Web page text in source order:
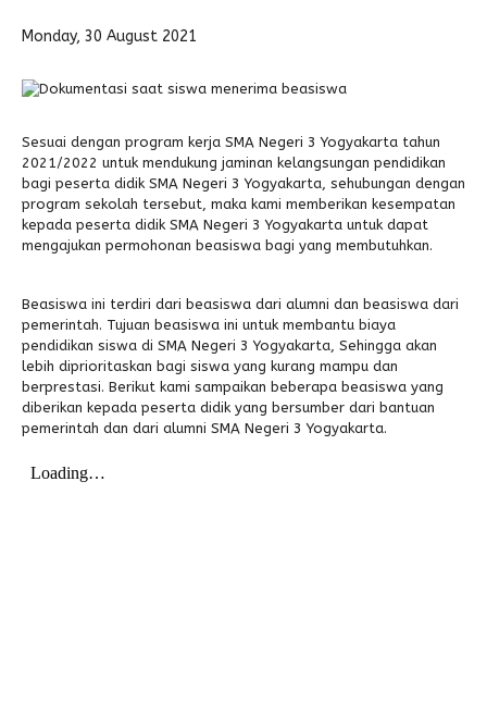
Antologi Puisi 1
Antologi Puisi 2
Antologi Puisi 4
Antologi Cerpen B.Inggris
Kegiatan Kemitraan
Penbes 2026
Alumni
Monday, 30 August 2021
Sesuai dengan program kerja SMA Negeri 3 Yogyakarta tahun
2021/2022 untuk mendukung jaminan kelangsungan pendidikan
bagi peserta didik SMA Negeri 3 Yogyakarta, sehubungan dengan
program sekolah tersebut, maka kami memberikan kesempatan
kepada peserta didik SMA Negeri 3 Yogyakarta untuk dapat
mengajukan permohonan beasiswa bagi yang membutuhkan.
Beasiswa ini terdiri dari beasiswa dari alumni dan beasiswa dari
pemerintah. Tujuan beasiswa ini untuk membantu biaya
pendidikan siswa di SMA Negeri 3 Yogyakarta, Sehingga akan
lebih diprioritaskan bagi siswa yang kurang mampu dan
berprestasi. Berikut kami sampaikan beberapa beasiswa yang
diberikan kepada peserta didik yang bersumber dari bantuan
pemerintah dan dari alumni SMA Negeri 3 Yogyakarta.